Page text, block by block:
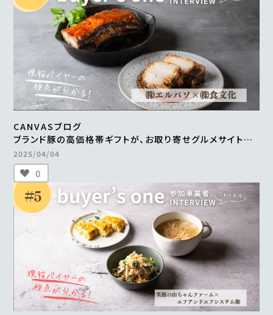
CANVASブログ
ブランド豚の高価格帯ギフトが、お取り寄せグルメサイトに
掲載。
継続的な販売や新商品の開発も進行中
＜from buyer’s one＞
2025/04/04
0